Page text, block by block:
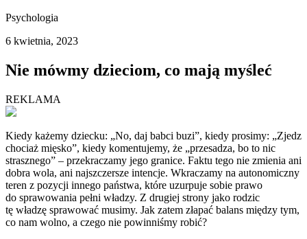
Psychologia
6 kwietnia, 2023
Nie mówmy dzieciom, co mają myśleć
REKLAMA
Kiedy każemy dziecku: „No, daj babci buzi”, kiedy prosimy: „Zjedz
chociaż mięsko”, kiedy komentujemy, że „przesadza, bo to nic
strasznego” – przekraczamy jego granice. Faktu tego nie zmienia ani
dobra wola, ani najszczersze intencje. Wkraczamy na autonomiczny
teren z pozycji innego państwa, które uzurpuje sobie prawo
do sprawowania pełni władzy. Z drugiej strony jako rodzic
tę władzę sprawować musimy. Jak zatem złapać balans między tym,
co nam wolno, a czego nie powinniśmy robić?